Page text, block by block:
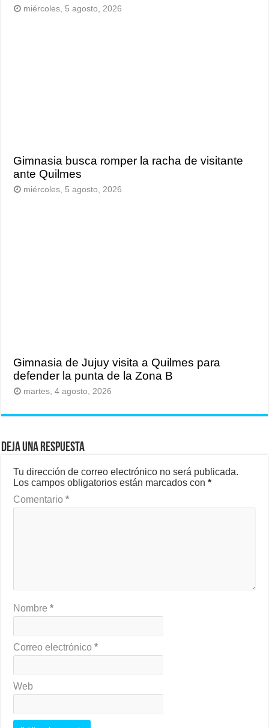
miércoles, 5 agosto, 2026
Gimnasia busca romper la racha de visitante
ante Quilmes
miércoles, 5 agosto, 2026
Gimnasia de Jujuy visita a Quilmes para
defender la punta de la Zona B
martes, 4 agosto, 2026
Deja una respuesta
Tu dirección de correo electrónico no será publicada.
Los campos obligatorios están marcados con*
Comentario*
Nombre*
Correo electrónico*
Web